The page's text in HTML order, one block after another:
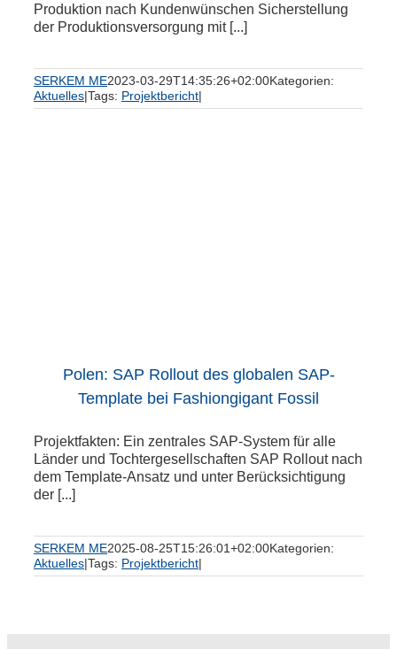
Produktion nach Kundenwünschen Sicherstellung
der Produktionsversorgung mit [...]
SERKEM ME2023-03-29T14:35:26+02:00Kategorien:
Aktuelles|Tags: Projektbericht|
Polen: SAP Rollout des globalen SAP-
Template bei Fashiongigant Fossil
Projektfakten: Ein zentrales SAP-System für alle
Länder und Tochtergesellschaften SAP Rollout nach
dem Template-Ansatz und unter Berücksichtigung
der [...]
SERKEM ME2025-08-25T15:26:01+02:00Kategorien:
Aktuelles|Tags: Projektbericht|